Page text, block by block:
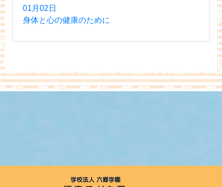
01月02日
身体と心の健康のために